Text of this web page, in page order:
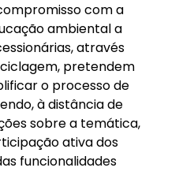
com a
ambiental a
através
pretendem
o processo de
à distância de
sobre a temática,
ativa dos
funcionalidades